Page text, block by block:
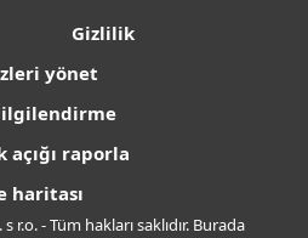
Gizlilik
yönet
açığı raporla
haritası
r.o. - Tüm hakları saklıdır. Burada